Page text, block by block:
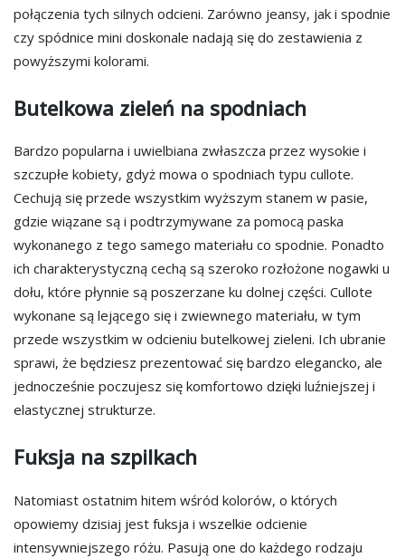
połączenia tych silnych odcieni. Zarówno jeansy, jak i spodnie
czy spódnice mini doskonale nadają się do zestawienia z
powyższymi kolorami.
Butelkowa zieleń na spodniach
Bardzo popularna i uwielbiana zwłaszcza przez wysokie i
szczupłe kobiety, gdyż mowa o spodniach typu cullote.
Cechują się przede wszystkim wyższym stanem w pasie,
gdzie wiązane są i podtrzymywane za pomocą paska
wykonanego z tego samego materiału co spodnie. Ponadto
ich charakterystyczną cechą są szeroko rozłożone nogawki u
dołu, które płynnie są poszerzane ku dolnej części. Cullote
wykonane są lejącego się i zwiewnego materiału, w tym
przede wszystkim w odcieniu butelkowej zieleni. Ich ubranie
sprawi, że będziesz prezentować się bardzo elegancko, ale
jednocześnie poczujesz się komfortowo dzięki luźniejszej i
elastycznej strukturze.
Fuksja na szpilkach
Natomiast ostatnim hitem wśród kolorów, o których
opowiemy dzisiaj jest fuksja i wszelkie odcienie
intensywniejszego różu. Pasują one do każdego rodzaju